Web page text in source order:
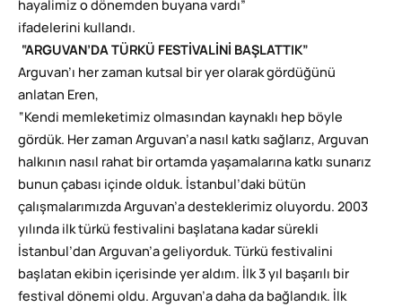
hayalimiz o dönemden buyana vardı”
ifadelerini kullandı.
“ARGUVAN’DA TÜRKÜ FESTİVALİNİ BAŞLATTIK”
Arguvan’ı her zaman kutsal bir yer olarak gördüğünü
anlatan Eren,
“Kendi memleketimiz olmasından kaynaklı hep böyle
gördük. Her zaman Arguvan’a nasıl katkı sağlarız, Arguvan
halkının nasıl rahat bir ortamda yaşamalarına katkı sunarız
bunun çabası içinde olduk. İstanbul’daki bütün
çalışmalarımızda Arguvan’a desteklerimiz oluyordu. 2003
yılında ilk türkü festivalini başlatana kadar sürekli
İstanbul’dan Arguvan’a geliyorduk. Türkü festivalini
başlatan ekibin içerisinde yer aldım. İlk 3 yıl başarılı bir
festival dönemi oldu. Arguvan’a daha da bağlandık. İlk